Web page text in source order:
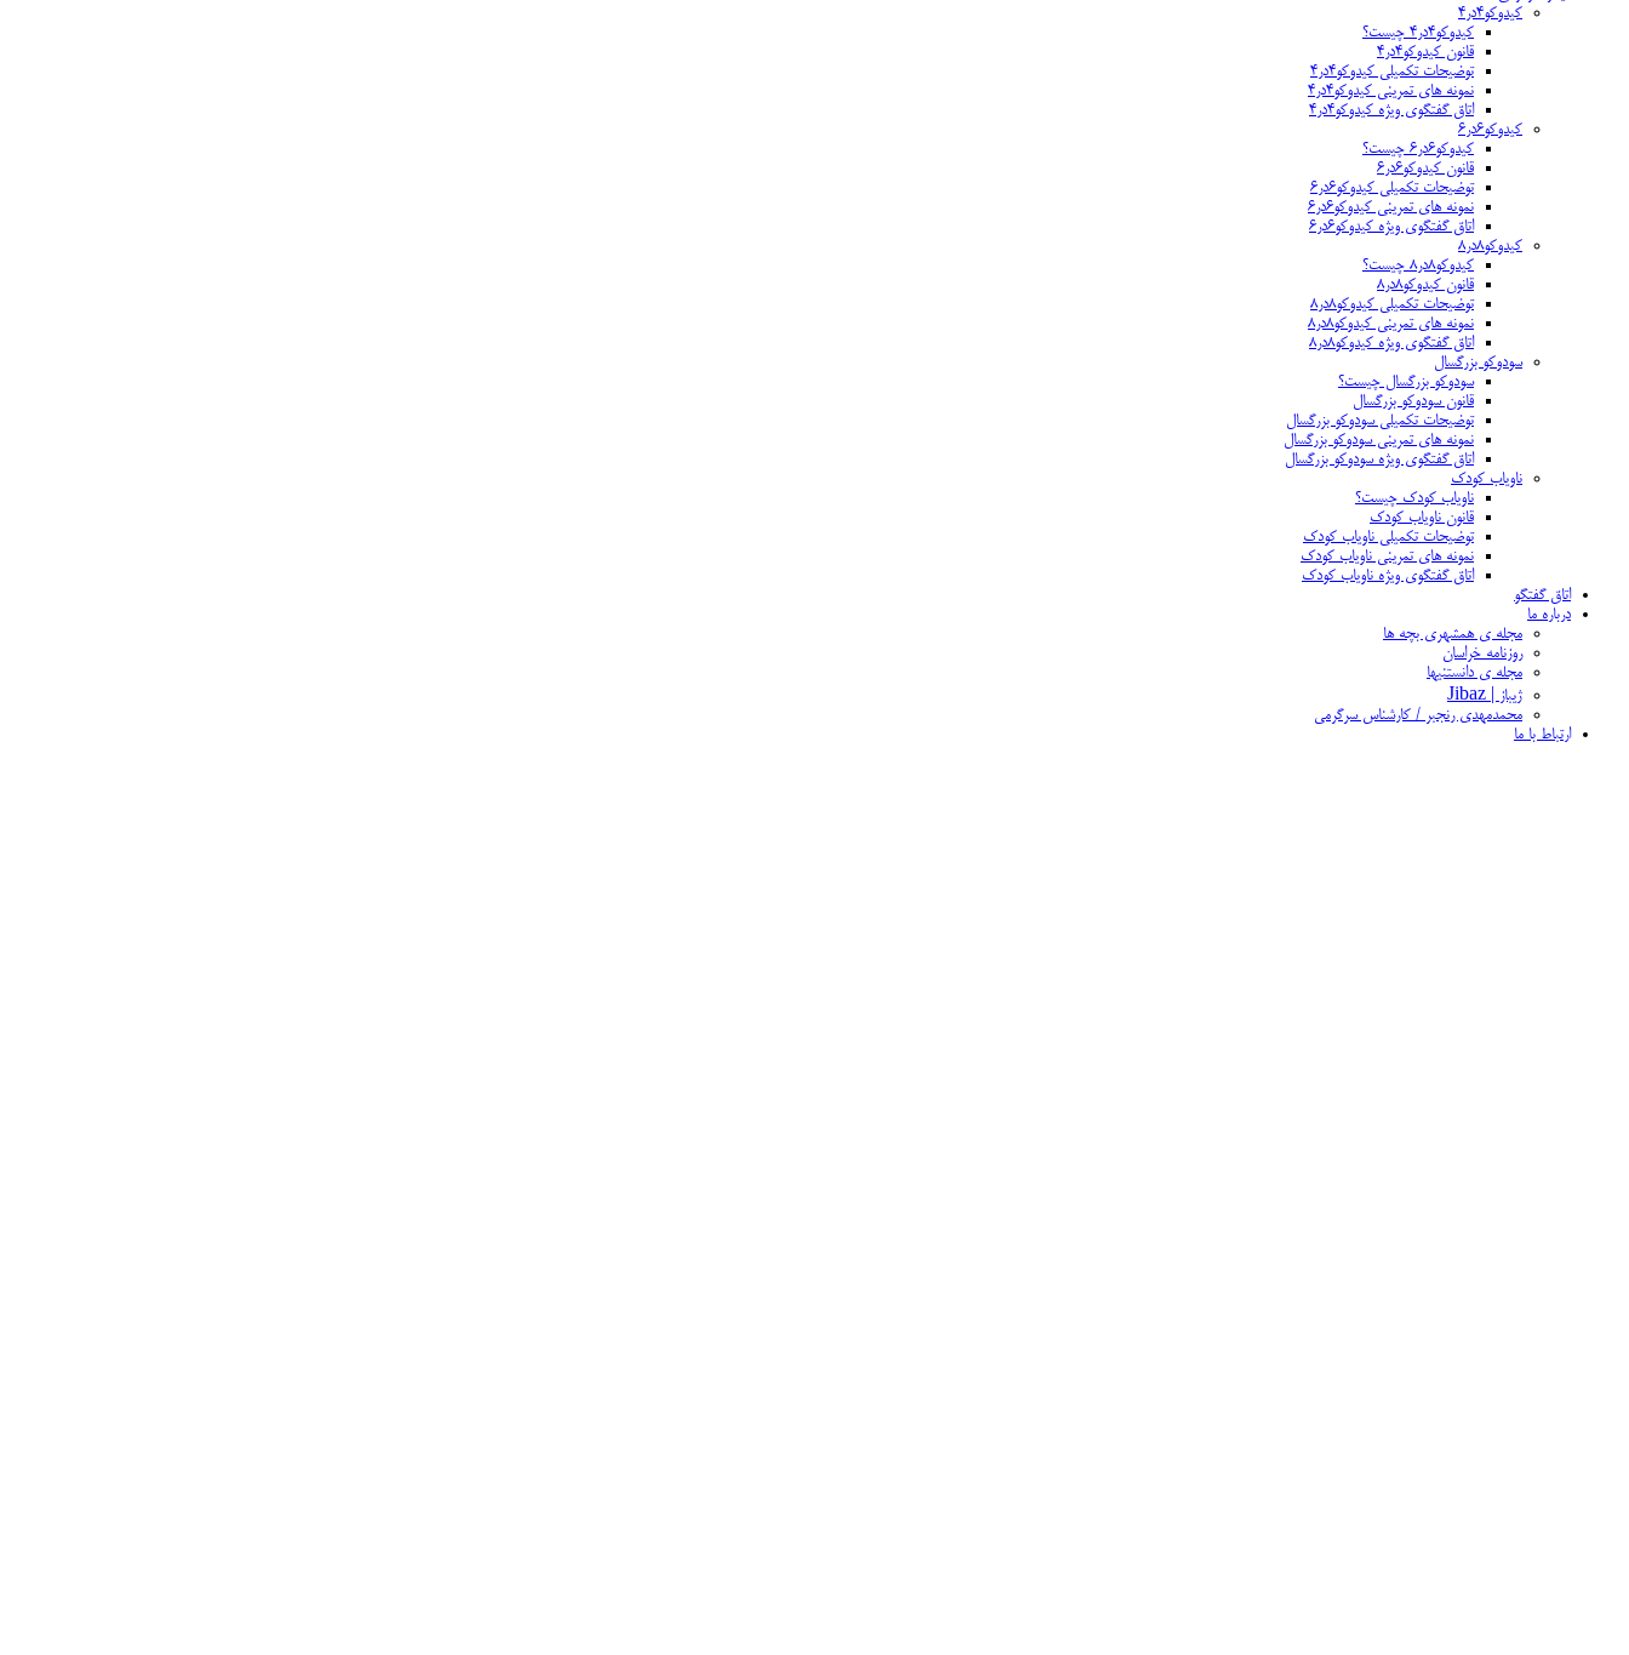
کیدوکو۴در۴
کیدوکو۴در۴ چیست؟
قانون کیدوکو۴در۴
توضیحات تکمیلی کیدوکو۴در۴
نمونه های تمرینی کیدوکو۴در۴
اتاق گفتگوی ویژه کیدوکو۴در۴
کیدوکو۶در۶
کیدوکو۶در۶ چیست؟
قانون کیدوکو۶در۶
توضیحات تکمیلی کیدوکو۶در۶
نمونه های تمرینی کیدوکو۶در۶
اتاق گفتگوی ویژه کیدوکو۶در۶
کیدوکو۸در۸
کیدوکو۸در۸ چیست؟
قانون کیدوکو۸در۸
توضیحات تکمیلی کیدوکو۸در۸
نمونه های تمرینی کیدوکو۸در۸
اتاق گفتگوی ویژه کیدوکو۸در۸
سودوکو بزرگسال
سودوکو بزرگسال چیست؟
قانون سودوکو بزرگسال
توضیحات تکمیلی سودوکو بزرگسال
نمونه های تمرینی سودوکو بزرگسال
اتاق گفتگوی ویژه سودوکو بزرگسال
ناویاب کودک
ناویاب کودک چیست؟
قانون ناویاب کودک
توضیحات تکمیلی ناویاب کودک
نمونه های تمرینی ناویاب کودک
اتاق گفتگوی ویژه ناویاب کودک
اتاق گفتگو
درباره ما
مجله ی همشهری بچه ها
روزنامه خراسان
مجله ی دانستنیها
ژیباز | Jibaz
محمدمهدی رنجبر / کارشناس سرگرمی
ارتباط با ما